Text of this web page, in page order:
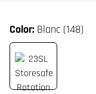
Color: Blanc (148)